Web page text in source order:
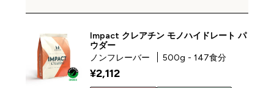
Impact クレアチン モノハイドレート パ
ウダー
ノンフレーバー
500g - 147食分
¥2,112‎